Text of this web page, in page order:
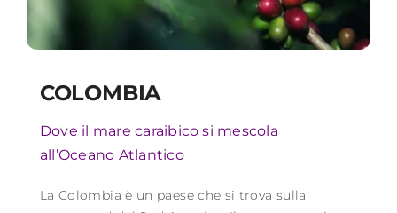
COLOMBIA
Dove il mare caraibico si mescola
all’Oceano Atlantico
La Colombia è un paese che si trova sulla